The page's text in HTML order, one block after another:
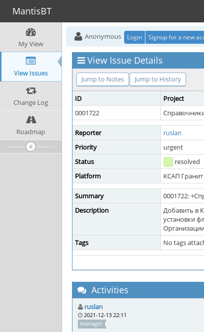
MantisBT
My View
View Issues
Change Log
Roadmap
Anonymous Login Signup for a new
View Issue Details
Jump to Notes Jump to History
ID Project
0001722
Reporter ruslan
Priority
urgent
Status
resolved
Platform
КСАП Гранит
Summary
0001722:
Description
Добавить в
установки
Tags
No tags
Activities
ruslan
2021-12-13 22:11
manager